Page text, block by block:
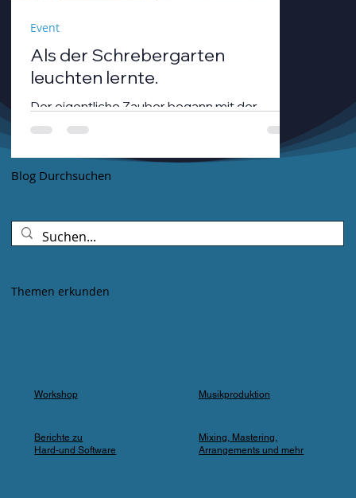
Als der Schrebergarten
leuchten lernte.
Der eigentliche Zauber begann mit der
Dämmerung. André Neumann alias nthirteen
strich mit einem Geigenbogen über seine E-
Gitarre, während die Sonne unterging.
Farbspots in Türkis, Lila und Blau – die
„Erdbeere" versank für ein paar Minuten in
einfach nicht erwartet.
Event
Themen erkunden
Workshop
Berichte zu
Hard-und Software
Musikproduktion
Mixing, Mastering,
Arrangements und mehr
Blog Durchsuchen